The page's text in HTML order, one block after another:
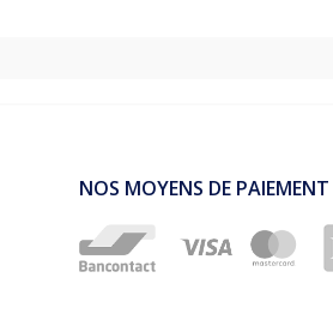
NOS MOYENS DE PAIEMENT